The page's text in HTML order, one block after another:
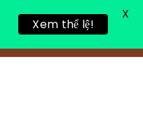
LIÊN HỆXem thể lệ!
X